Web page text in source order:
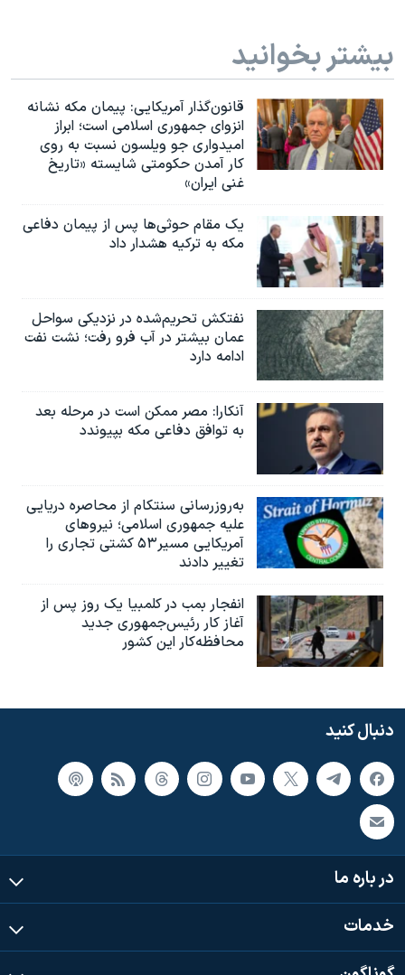
بیشتر بخوانید
قانون‌گذار آمریکایی: پیمان مکه نشانه
انزوای جمهوری اسلامی است؛ ابراز
امیدواری جو ویلسون نسبت به روی
کار آمدن حکومتی شایسته «تاریخ
غنی ایران»
یک مقام حوثی‌ها پس از پیمان دفاعی
مکه به ترکیه هشدار داد
نفتکش تحریم‌شده در نزدیکی سواحل
عمان بیشتر در آب فرو رفت؛ نشت نفت
ادامه دارد
آنکارا: مصر ممکن است در مرحله بعد
به توافق دفاعی مکه بپیوندد
به‌روزرسانی سنتکام از محاصره دریایی
علیه جمهوری اسلامی؛ نیروهای
آمریکایی مسیر۵۳ کشتی تجاری را
تغییر دادند
انفجار بمب‌‌ در کلمبیا یک روز پس از
آغاز کار رئیس‌جمهوری جدید
محافظه‌کار این کشور
دنبال کنید
در باره ما
خدمات